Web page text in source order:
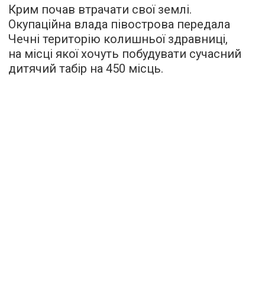
Крим почав втрачати свої землі.
Окупаційна влада півострова передала
Чечні територію колишньої здравниці,
на місці якої хочуть побудувати сучасний
дитячий табір на 450 місць.